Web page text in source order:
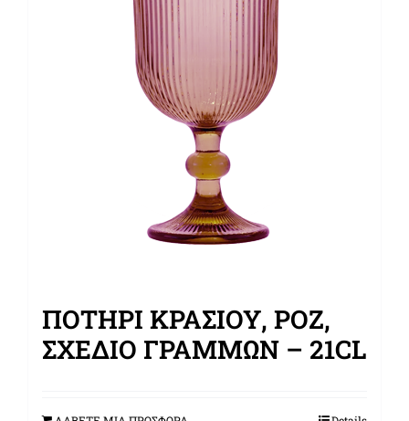
ΠΟΤΉΡΙ ΚΡΑΣΙΟΎ, ΡΟΖ,
ΣΧΈΔΙΟ ΓΡΑΜΜΏΝ – 21CL